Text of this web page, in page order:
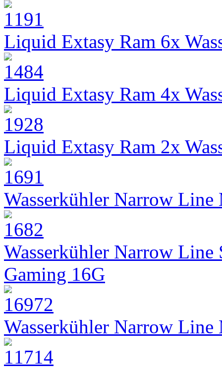
Liquid Extasy Ram 6x
Liquid Extasy Ram 4x
Liquid Extasy Ram 2x
Wasserkühler Narrow
Wasserkühler Narrow
Gaming 16G
Wasserkühler Narrow